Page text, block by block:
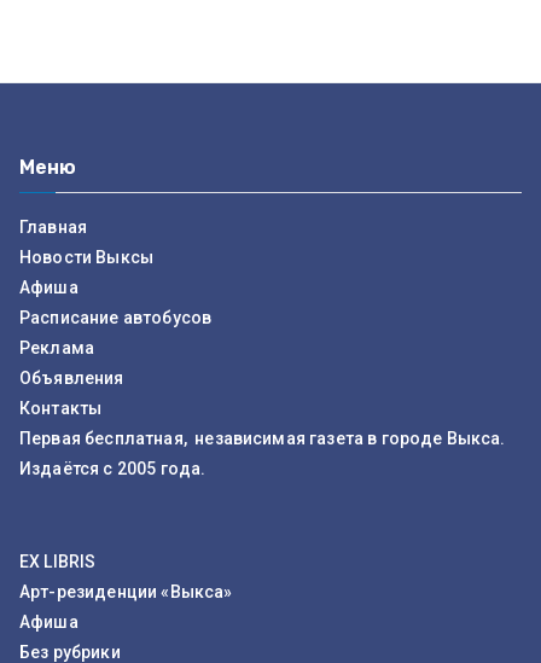
Меню
Главная
Новости Выксы
Афиша
Расписание автобусов
Реклама
Объявления
Контакты
Первая бесплатная, независимая газета в городе Выкса.
Издаётся с 2005 года.
EX LIBRIS
Арт-резиденции «Выкса»
Афиша
Без рубрики